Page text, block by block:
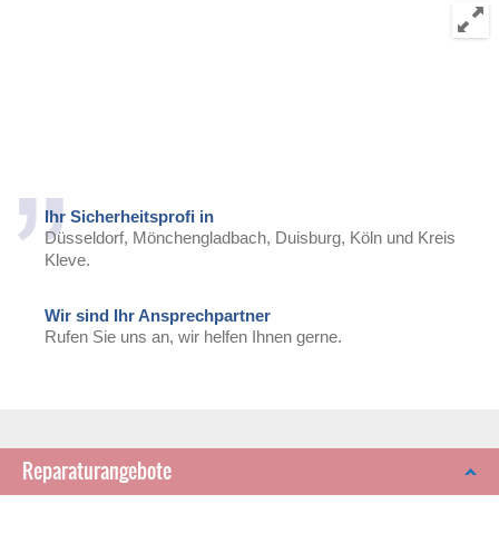
Ihr Sicherheitsprofi in
Düsseldorf, Mönchengladbach, Duisburg, Köln und Kreis
Kleve.
Wir sind Ihr Ansprechpartner
Rufen Sie uns an, wir helfen Ihnen gerne.
Reparaturangebote